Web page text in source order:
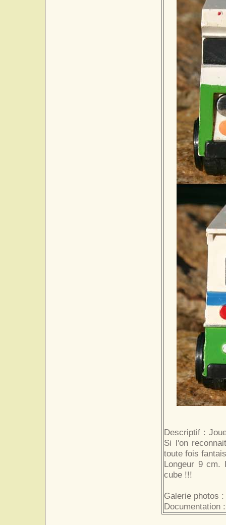
Descriptif :
Si l'on
toute fois
Longeur 9 cm.
cube !!!
Galerie photos :
Documentation :